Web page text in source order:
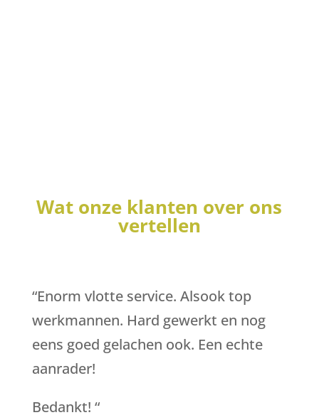
Wat onze klanten over ons
vertellen
“Enorm vlotte service. Alsook top
werkmannen. Hard gewerkt en nog
eens goed gelachen ook. Een echte
aanrader!
Bedankt! “